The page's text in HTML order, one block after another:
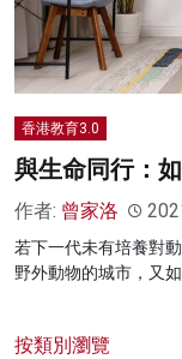
香港教育3.0
與生命同行：
作者: 曾家洛
若下一代未有培養對
野外動物的城市，又
按類別瀏覽